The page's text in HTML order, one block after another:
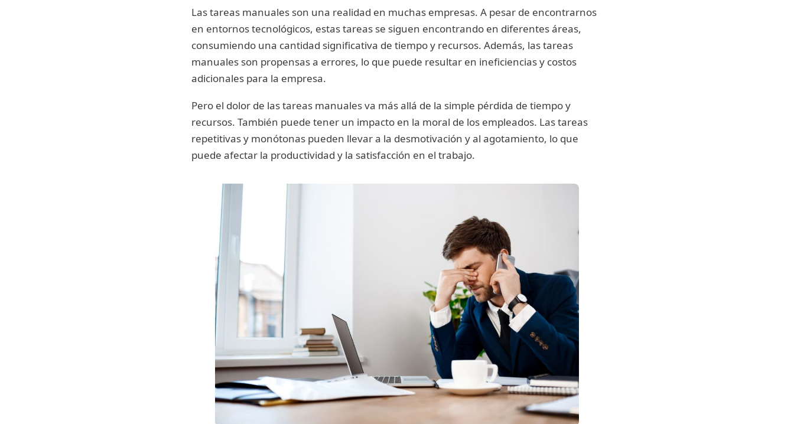
Las tareas manuales son una realidad en muchas empresas. A pesar de encontrarnos
en entornos tecnológicos, estas tareas se siguen encontrando en diferentes áreas,
consumiendo una cantidad significativa de tiempo y recursos. Además, las tareas
manuales son propensas a errores, lo que puede resultar en ineficiencias y costos
adicionales para la empresa.
Pero el dolor de las tareas manuales va más allá de la simple pérdida de tiempo y
recursos. También puede tener un impacto en la moral de los empleados. Las tareas
repetitivas y monótonas pueden llevar a la desmotivación y al agotamiento, lo que
puede afectar la productividad y la satisfacción en el trabajo.